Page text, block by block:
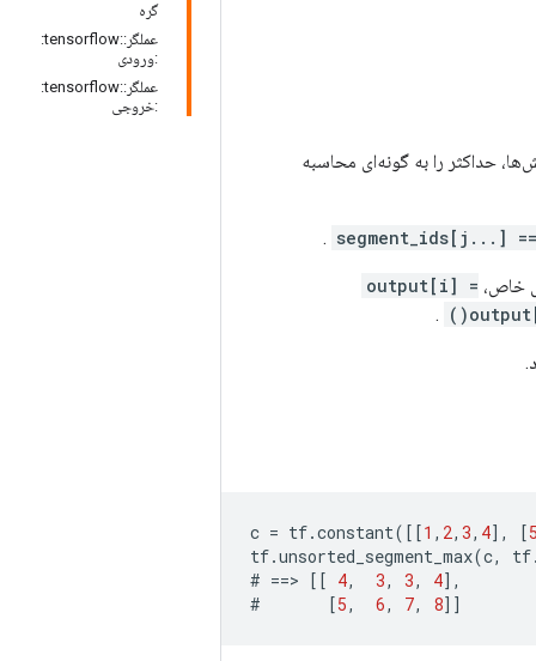
گره
عملگر::tensorflow:
:ورودی
عملگر::tensorflow:
:خروجی
حداکثر را به گونه‌ای محاسبه
segment_ids[j...]
.
خاص، output[i] =
.
c = tf.constant([[1 , 2, 3, 4], [
tf.unsorted_segment_max(c, tf
# ==> [[ 4, 3, 3, 4],
#
[5, 6, 7, 8]]